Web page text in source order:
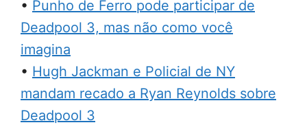
• Punho de Ferro pode participar de
Deadpool 3, mas não como você
imagina
• Hugh Jackman e Policial de NY
mandam recado a Ryan Reynolds sobre
Deadpool 3